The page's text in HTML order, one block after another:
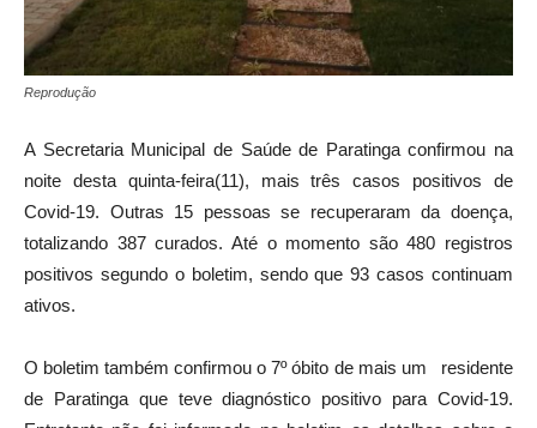
Reprodução
A Secretaria Municipal de Saúde de Paratinga confirmou na
noite desta quinta-feira(11), mais três casos positivos de
Covid-19. Outras 15 pessoas se recuperaram da doença,
totalizando 387 curados. Até o momento são 480 registros
positivos segundo o boletim, sendo que 93 casos continuam
ativos.
O boletim também confirmou o 7º óbito de mais um residente
de Paratinga que teve diagnóstico positivo para Covid-19.